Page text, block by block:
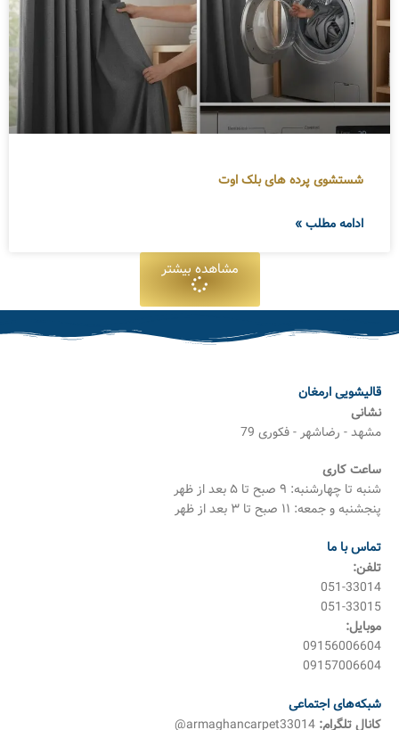
شستشوی پرده های بلک اوت
ادامه مطلب »
مشاهده بیشتر
قالیشویی ارمغان
نشانی
مشهد - رضاشهر - فکوری 79
ساعت کاری
شنبه تا چهارشنبه: ۹ صبح تا ۵ بعد از ظهر
پنجشنبه و جمعه: ۱۱ صبح تا ۳ بعد از ظهر
تماس با ما
تلفن:
051-33014
051-33015
موبایل:
09156006604
09157006604
شبکه‌های اجتماعی
کانال تلگرام: